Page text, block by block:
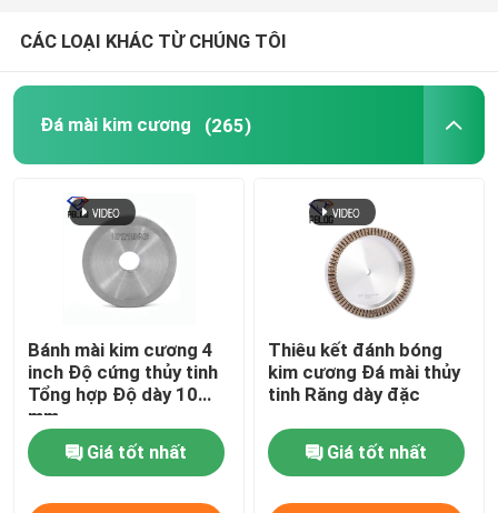
Thiết Bị Bảo Hộ Cá Nhân
Bọc bông tự dán
CÁC LOẠI KHÁC TỪ CHÚNG TÔI
Đá mài kim cương (265)
Bánh mài kim cương 4
inch Độ cứng thủy tinh
Tổng hợp Độ dày 10
mm
Giá tốt nhất
Thiêu kết đánh bóng
kim cương Đá mài thủy
tinh Răng dày đặc
Giá tốt nhất